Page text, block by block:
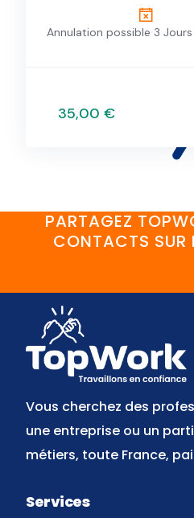
Annulation possible 3
35,00 €
PARTAGEZ
CONTACTS SUR
Vous cherchez des
une entreprise ou un
métiers, toute France,
Services